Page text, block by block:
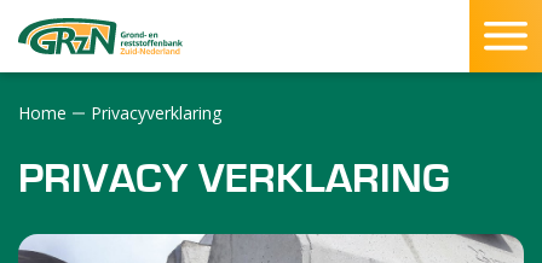
Home Privacyverklaring
PRIVACY VERKLARING